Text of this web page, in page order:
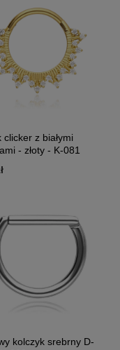
clicker z białymi
- złoty - K-081
kolczyk srebrny D-